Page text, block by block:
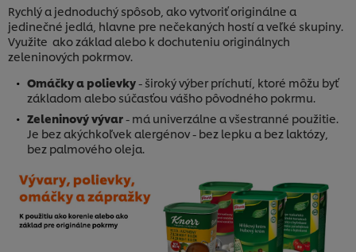
Rychlý a jednoduchý spôsob, ako vytvoriť originálne a
jedinečné jedlá, hlavne pre nečekaných hostí a veľké skupiny.
Využite ako základ alebo k dochuteniu originálnych
zeleninových pokrmov.
Omáčky a polievky- široký výber príchutí, ktoré môžu byť
základom alebo súčasťou vášho pôvodného pokrmu.
Zeleninový vývar- má univerzálne a všestranné použitie.
Je bez akýchkoľvek alergénov - bez lepku a bez laktózy,
bez palmového oleja.